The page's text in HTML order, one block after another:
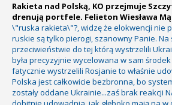
Rakieta nad Polską, KO przejmuje
drenują portfele. Felieton Wiesława
\"ruska rakieta\"?, widzę że elokwencji nie
ruskie są tylko pierogi, szanowny Panie. Na
przeciwieństwie do tej którą wystrzelili
była precyzyjnie wycelowana w sam
fatycznie wystrzelili Rosjanie to właśnie
Polska jest całkowicie bezbronna, bo
zostały oddane Ukrainie...zaś brak reakcji